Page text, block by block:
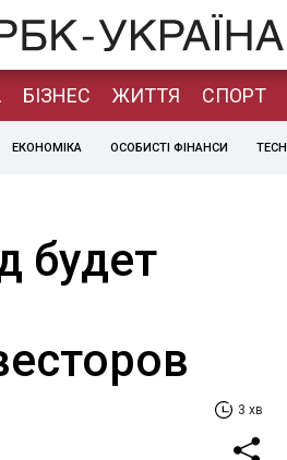
БІЗНЕС ЖИТТЯ СПОРТ
ЕКОНОМІКА ОСОБИСТІ ФІНАНСИ TECH
будет
3 хв